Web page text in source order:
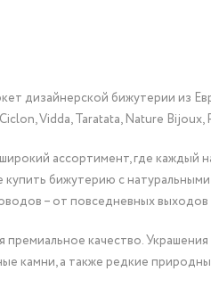
дизайнерской бижутерии из
Vidda, Taratata, Nature
ассортимент, где
бижутерию с
– от повседневных
качество.
камни, а также редкие